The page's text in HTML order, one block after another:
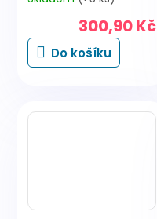
300,90 Kč
Do košíku